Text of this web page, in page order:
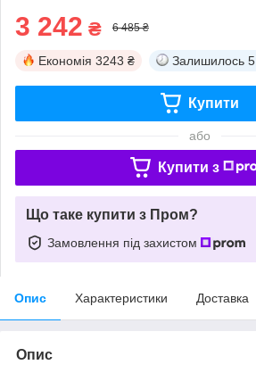
3 242 ₴ 6 485 ₴
Економія 3243 ₴ Залишилось
Купити
або
Купити з
Що таке купити з Пром?
Замовлення під захистом
Опис Характеристики Доставка
Опис